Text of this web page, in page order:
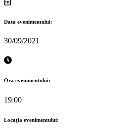
Data evenimentului:
30/09/2021
Ora evenimentului:
19:00
Locația evenimentului: